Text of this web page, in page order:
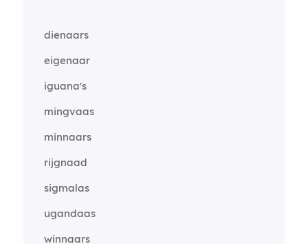
dienaars
eigenaar
iguana's
mingvaas
minnaars
rijgnaad
sigmalas
ugandaas
winnaars